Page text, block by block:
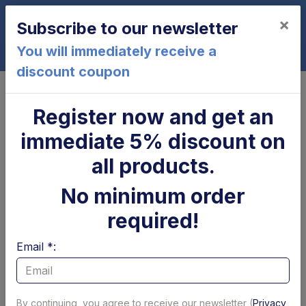
0
Stelo Ø 40 x 200 mm SDS
Dhollandia
Subscribe to our newsletter
You will immediately receive a
discount coupon
×
Register now and get an
immediate 5% discount on
all products.
No minimum order
required!
Email *:
By continuing, you agree to receive our newsletter (Privacy